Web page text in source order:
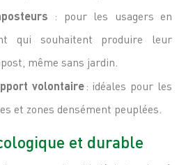
: pour les usagers en
qui souhaitent produire leur
même sans jardin.
volontaire: idéales pour les
et zones densément peuplées.
et durable